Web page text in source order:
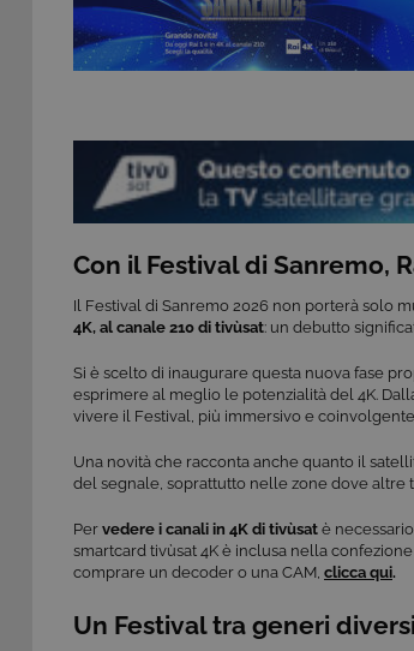
Con il Festival di Sanremo,
Il Festival di Sanremo 2026 non porterà solo
4K, al canale 210 di tivùsat: un debutto
Si è scelto di inaugurare questa nuova fase
esprimere al meglio le potenzialità del 4K.
vivere il Festival, più immersivo e
Una novità che racconta anche quanto il
del segnale, soprattutto nelle zone dove altre
Per vedere i canali in 4K di tivùsat è
smartcard tivùsat 4K è inclusa nella
comprare un decoder o una CAM, clicca qui.
Un Festival tra generi